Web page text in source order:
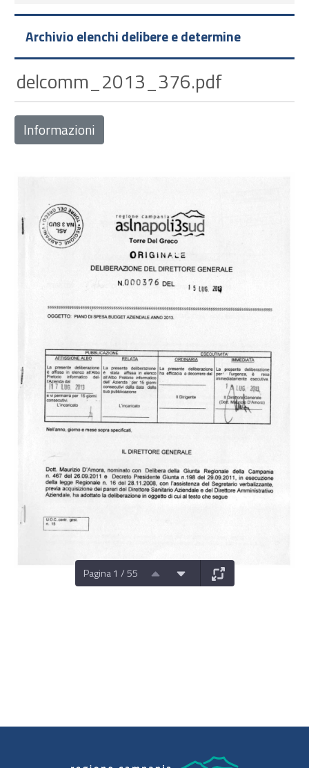
Archivio elenchi delibere e determine
delcomm_2013_376.pdf
Informazioni
Pagina 1 / 55